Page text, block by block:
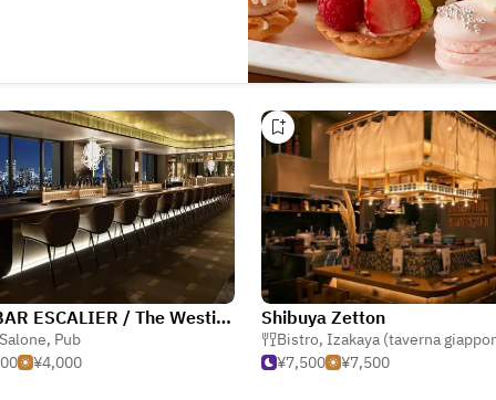
SKY BAR ESCALIER / The Westin Tokyo
Salone, Pub
¥4,000
Shibuya Zetton
Bistro, Izakaya (taverna
¥7,500
¥7,500